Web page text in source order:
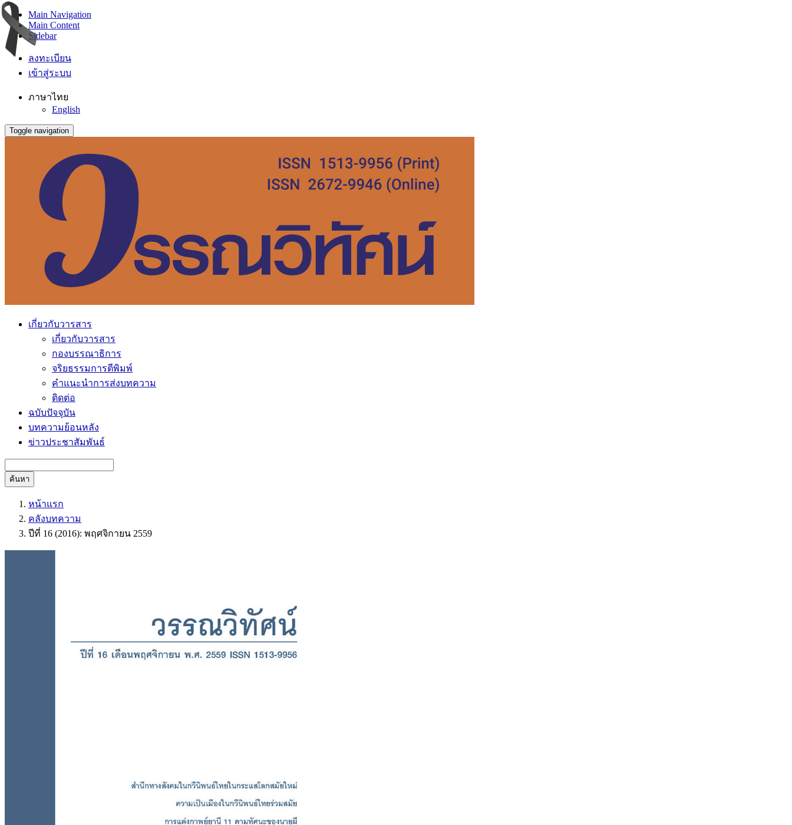
Main Navigation
Main Content
Sidebar
ลงทะเบียน
เข้าสู่ระบบ
ภาษาไทย
English
Toggle navigation
เกี่ยวกับวารสาร
เกี่ยวกับวารสาร
กองบรรณาธิการ
จริยธรรมการตีพิมพ์
คำแนะนำการส่งบทความ
ติดต่อ
ฉบับปัจจุบัน
บทความย้อนหลัง
ข่าวประชาสัมพันธ์
ค้นหา
หน้าแรก
คลังบทความ
ปีที่ 16 (2016): พฤศจิกายน 2559